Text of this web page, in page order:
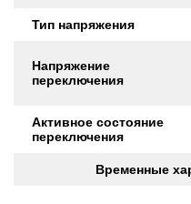
Тип напряжения
Напряжение
переключения
Активное состояние
переключения
Временные